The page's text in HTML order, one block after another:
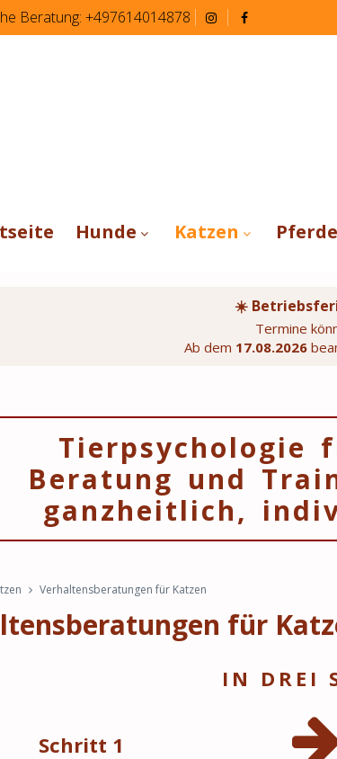
Beratung: +497614014878
Hunde Katzen Pferde
☀️
Termine
Ab dem 17.08.2026
Tierpsychologie
Beratung und
ganzheitlich,
Verhaltensberatungen für Katzen
für
IN DREI
Schritt 1